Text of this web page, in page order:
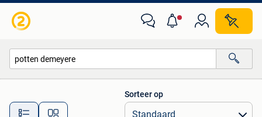
Alle afstanden…
Sorteer op